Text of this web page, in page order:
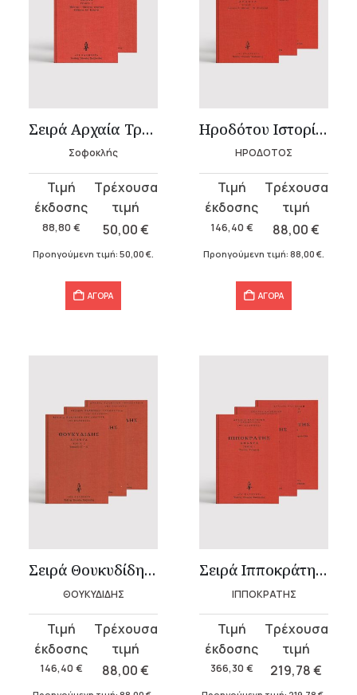
Σειρά Αρχαία Τραγωδία – Σοφοκλής
Σοφοκλής
88,80 €
Original
price
was:
88,80 €.
50,00€
τρέχουσα
τιμή
είναι:
Προηγούμενη τιμή: 50,00 €.
ΑΓΟΡΑ
Ηροδότου Ιστορίαι – Δεμένο (4 τόμοι)
ΗΡΟΔΟΤΟΣ
146,40 €
Original
price
was:
146,40 €.
88,00€
τρέχουσα
τιμή
είναι:
Προηγούμενη τιμή: 88,00 €.
ΑΓΟΡΑ
Σειρά Θουκυδίδης – Δεμένο (4 τόμοι)
ΘΟΥΚΥΔΙΔΗΣ
146,40 €
Original
price
was:
146,40 €.
88,00€
τρέχουσα
τιμή
είναι:
Σειρά Ιπποκράτης – Δεμένο
ΙΠΠΟΚΡΑΤΗΣ
366,30 €
Original
price
was:
366,30 €.
219,78€
τρέχουσα
τιμή
είναι: